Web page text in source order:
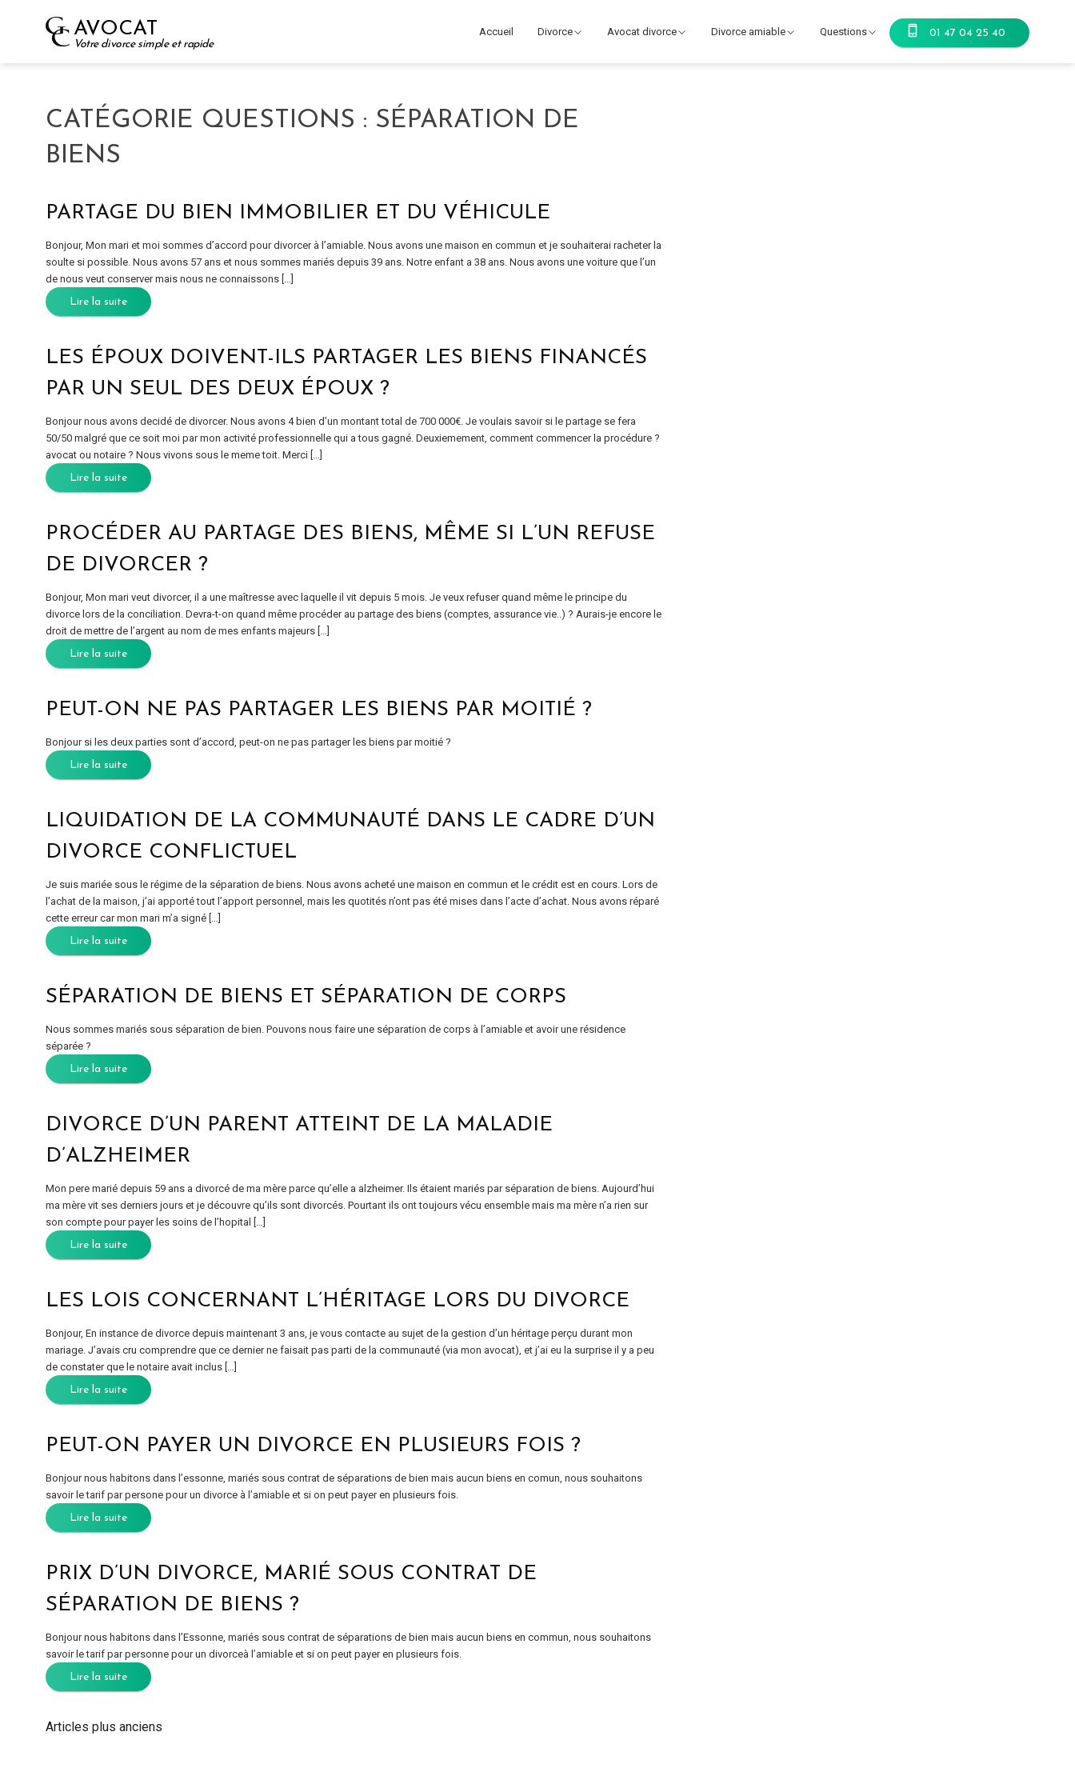
AVOCAT
Votre divorce simple et rapide
Accueil Divorce Avocat divorce Divorce amiable Questions 01 47 04 25 40
CATÉGORIE QUESTIONS : SÉPARATION DE
BIENS
PARTAGE DU BIEN IMMOBILIER ET DU VÉHICULE
Bonjour, Mon mari et moi sommes d’accord pour divorcer à l’amiable. Nous avons une maison en commun et je souhaiterai racheter la
soulte si possible. Nous avons 57 ans et nous sommes mariés depuis 39 ans. Notre enfant a 38 ans. Nous avons une voiture que l’un
de nous veut conserver mais nous ne connaissons […]
Lire la suite
LES ÉPOUX DOIVENT-ILS PARTAGER LES BIENS FINANCÉS
PAR UN SEUL DES DEUX ÉPOUX ?
Bonjour nous avons decidé de divorcer. Nous avons 4 bien d’un montant total de 700 000€. Je voulais savoir si le partage se fera
50/50 malgré que ce soit moi par mon activité professionnelle qui a tous gagné. Deuxiemement, comment commencer la procédure ?
avocat ou notaire ? Nous vivons sous le meme toit. Merci […]
Lire la suite
PROCÉDER AU PARTAGE DES BIENS, MÊME SI L’UN REFUSE
DE DIVORCER ?
Bonjour, Mon mari veut divorcer, il a une maîtresse avec laquelle il vit depuis 5 mois. Je veux refuser quand même le principe du
divorce lors de la conciliation. Devra-t-on quand même procéder au partage des biens (comptes, assurance vie..) ? Aurais-je encore le
droit de mettre de l’argent au nom de mes enfants majeurs […]
Lire la suite
PEUT-ON NE PAS PARTAGER LES BIENS PAR MOITIÉ ?
Bonjour si les deux parties sont d’accord, peut-on ne pas partager les biens par moitié ?
Lire la suite
LIQUIDATION DE LA COMMUNAUTÉ DANS LE CADRE D’UN
DIVORCE CONFLICTUEL
Je suis mariée sous le régime de la séparation de biens. Nous avons acheté une maison en commun et le crédit est en cours. Lors de
l’achat de la maison, j’ai apporté tout l’apport personnel, mais les quotités n’ont pas été mises dans l’acte d’achat. Nous avons réparé
cette erreur car mon mari m’a signé […]
Lire la suite
SÉPARATION DE BIENS ET SÉPARATION DE CORPS
Nous sommes mariés sous séparation de bien. Pouvons nous faire une séparation de corps à l’amiable et avoir une résidence
séparée ?
Lire la suite
DIVORCE D’UN PARENT ATTEINT DE LA MALADIE
D’ALZHEIMER
Mon pere marié depuis 59 ans a divorcé de ma mère parce qu’elle a alzheimer. Ils étaient mariés par séparation de biens. Aujourd’hui
ma mère vit ses derniers jours et je découvre qu’ils sont divorcés. Pourtant ils ont toujours vécu ensemble mais ma mère n’a rien sur
son compte pour payer les soins de l’hopital […]
Lire la suite
LES LOIS CONCERNANT L’HÉRITAGE LORS DU DIVORCE
Bonjour, En instance de divorce depuis maintenant 3 ans, je vous contacte au sujet de la gestion d’un héritage perçu durant mon
mariage. J’avais cru comprendre que ce dernier ne faisait pas parti de la communauté (via mon avocat), et j’ai eu la surprise il y a peu
de constater que le notaire avait inclus […]
Lire la suite
PEUT-ON PAYER UN DIVORCE EN PLUSIEURS FOIS ?
Bonjour nous habitons dans l’essonne, mariés sous contrat de séparations de bien mais aucun biens en comun, nous souhaitons
savoir le tarif par persone pour un divorce à l’amiable et si on peut payer en plusieurs fois.
Lire la suite
PRIX D’UN DIVORCE, MARIÉ SOUS CONTRAT DE
SÉPARATION DE BIENS ?
Bonjour nous habitons dans l’Essonne, mariés sous contrat de séparations de bien mais aucun biens en commun, nous souhaitons
savoir le tarif par personne pour un divorceà l’amiable et si on peut payer en plusieurs fois.
Lire la suite
NAVIGATION
Articles plus anciens